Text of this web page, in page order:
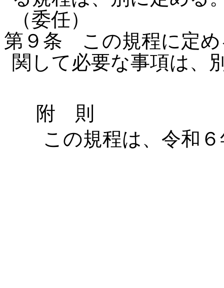
（委任）
第９条 この規程に定め
関して必要な事項は、
附 則
この規程は、令和６